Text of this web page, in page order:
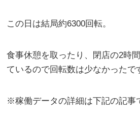
この日は結局約6300回転。
食事休憩を取ったり、閉店の2時
ているので回転数は少なかったで
※稼働データの詳細は下記の記事